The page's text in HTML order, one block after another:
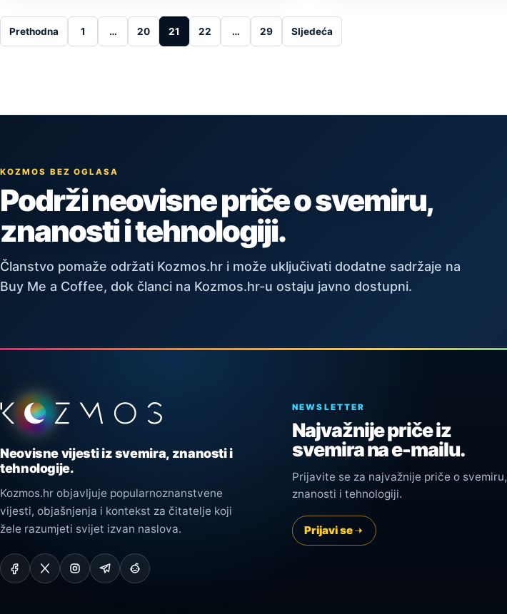
Posts pagination
Prethodna 1 … 20 21 22 … 29 Sljedeća
KOZMOS BEZ OGLASA
Podrži neovisne priče o svemiru,
znanosti i tehnologiji.
Članstvo pomaže održati Kozmos.hr i može uključivati dodatne sadržaje na
Buy Me a Coffee, dok članci na Kozmos.hr-u ostaju javno dostupni.
Podnožje stranice
Neovisne vijesti iz svemira, znanosti i
tehnologije.
Kozmos.hr objavljuje popularnoznanstvene
vijesti, objašnjenja i kontekst za čitatelje koji
žele razumjeti svijet izvan naslova.
NEWSLETTER
Najvažnije priče iz
svemira na e-mailu.
Prijavite se za najvažnije priče o svemiru,
znanosti i tehnologiji.
Prijavi se